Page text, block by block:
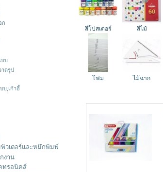
ก
บบ
ดรูป
บ,เก้าอี้
วเตอร์และหมึกพิมพ์
งาน
ทรอนิคส์
สีโปสเตอร์ สีไม้
โฟม ไม้ฉาก